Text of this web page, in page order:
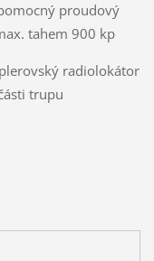
proudový
tahem 900 kp
radiolokátor
trupu